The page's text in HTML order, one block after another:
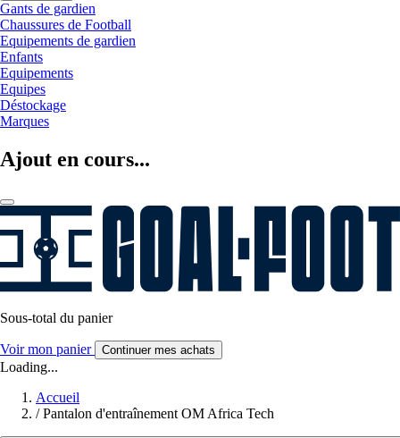
Gants de gardien
Chaussures de Football
Equipements de gardien
Enfants
Equipements
Equipes
Déstockage
Marques
Ajout en cours...
Sous-total du panier
Voir mon panier Continuer mes achats
Loading...
Accueil
/ Pantalon d'entraînement OM Africa Tech